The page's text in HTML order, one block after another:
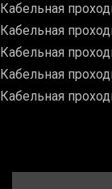
Кабельная
Кабельная
Кабельная
Кабельная
Кабельная